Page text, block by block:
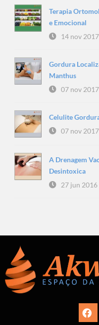
Terapia
e Emocional
14 nov 2017
Gordura
Manthus
07 nov 2017
Celulite
07 nov 2017
A Drenagem
Desintoxica
27 jun 2016